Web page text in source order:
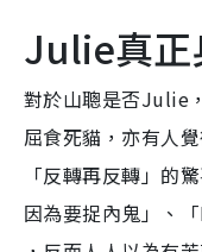
Julie真正
對於山聰是否Julie
屈食死貓，亦有人
「反轉再反轉」的
因為要捉內鬼」、